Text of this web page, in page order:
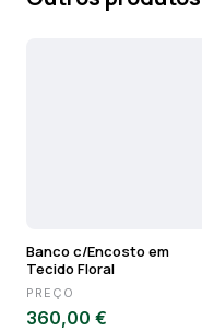
Banco c/Encosto em
Tecido Floral
PREÇO
360,00 €